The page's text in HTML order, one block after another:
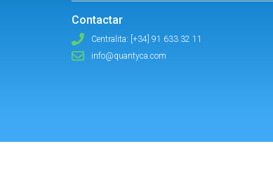
Contactar
Centralita: [+34] 91 633 32 11
info@quantyca.com